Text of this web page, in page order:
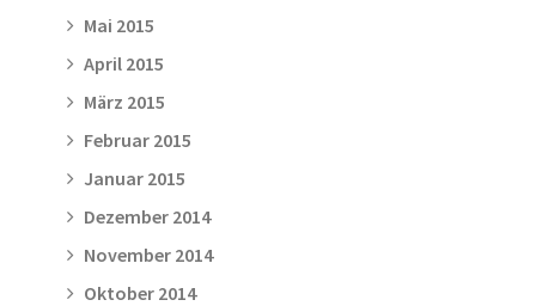
Mai 2015
April 2015
März 2015
Februar 2015
Januar 2015
Dezember 2014
November 2014
Oktober 2014